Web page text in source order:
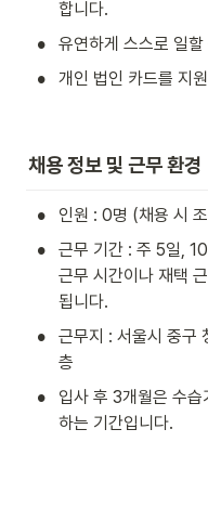
합니다.
• 유연하게 스스로 일
• 개인 법인 카드를 지
채용 정보 및 근무 환경
• 인원 : 0명 (채용 시
•
근무 기간 : 주 5일,
근무 시간이나 재택
됩니다.
•
근무지 : 서울시 중구
층
•
입사 후 3개월은 수
하는 기간입니다.